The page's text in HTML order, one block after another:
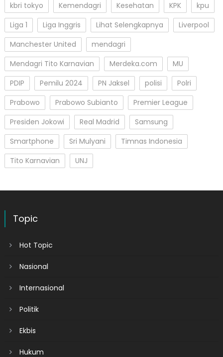
kbri tokyo
Kemendagri Kesehatan KPK
kpu
Liga 1
Liga Inggris Lihat Selengkapnya
Liverpool
Manchester United
mendagri
Mendagri Tito Karnavian
Merdeka.com
MU
PDIP
Pemilu 2024 PN Jaksel polisi
Polri
Prabowo
Prabowo Subianto
Premier League
Presiden Jokowi
Real Madrid
Samsung
Smartphone
Sri Mulyani
Timnas Indonesia
Tito Karnavian
UNJ
Topic
Hot Topic
Nasional
Internasional
Politik
Ekbis
Hukum